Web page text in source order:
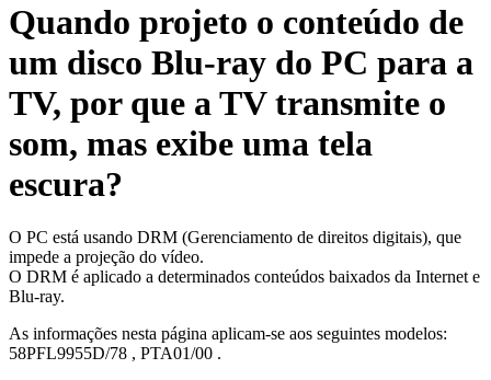
Quando projeto o conteúdo de
um disco Blu-ray do PC para a
TV, por que a TV transmite o
som, mas exibe uma tela
escura?
O PC está usando DRM (Gerenciamento de direitos digitais), que
impede a projeção do vídeo.
O DRM é aplicado a determinados conteúdos baixados da Internet e
Blu-ray.
As informações nesta página aplicam-se aos seguintes modelos:
58PFL9955D/78 , PTA01/00 .